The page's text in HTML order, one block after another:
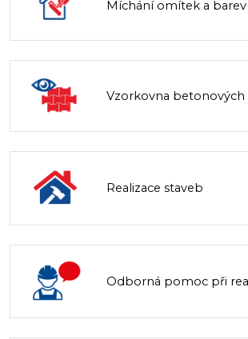
Míchání omítek a barev
Vzorkovna
Realizace staveb
Odborná pomoc při